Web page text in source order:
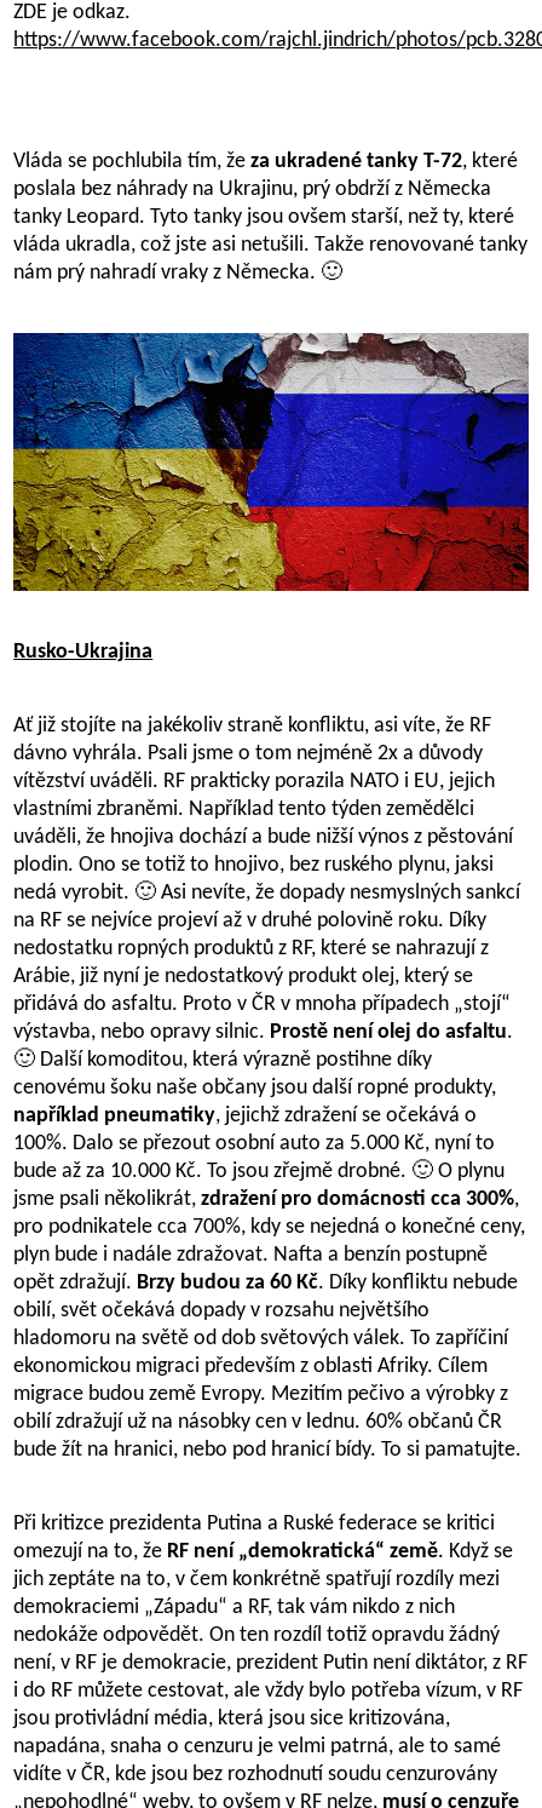
ZDE je odkaz.
https://www.facebook.com/rajchl.jindrich/photos/
Vláda se pochlubila tím, žeza ukradené tanky T-72, které
poslala bez náhrady na Ukrajinu, prý obdrží z Německa
tanky Leopard. Tyto tanky jsou ovšem starší, než ty, které
vláda ukradla, což jste asi netušili. Takže renovované tanky
nám prý nahradí vraky z Německa. 🙂
Rusko-Ukrajina
Ať již stojíte na jakékoliv straně konfliktu, asi víte, že RF
dávno vyhrála. Psali jsme o tom nejméně 2x a důvody
vítězství uváděli. RF prakticky porazila NATO i EU, jejich
vlastními zbraněmi. Například tento týden zemědělci
uváděli, že hnojiva dochází a bude nižší výnos z pěstování
plodin. Ono se totiž to hnojivo, bez ruského plynu, jaksi
nedá vyrobit. 🙂 Asi nevíte, že dopady nesmyslných sankcí
na RF se nejvíce projeví až v druhé polovině roku. Díky
nedostatku ropných produktů z RF, které se nahrazují z
Arábie, již nyní je nedostatkový produkt olej, který se
přidává do asfaltu. Proto v ČR v mnoha případech „stojí“
výstavba, nebo opravy silnic. Prostě není olej do asfaltu.
🙂 Další komoditou, která výrazně postihne díky
cenovému šoku naše občany jsou další ropné produkty,
například pneumatiky, jejichž zdražení se očekává o
100%. Dalo se přezout osobní auto za 5.000 Kč, nyní to
bude až za 10.000 Kč. To jsou zřejmě drobné. 🙂 O plynu
jsme psali několikrát,zdražení pro domácnosti cca 300%,
pro podnikatele cca 700%, kdy se nejedná o konečné ceny,
plyn bude i nadále zdražovat. Nafta a benzín postupně
opět zdražují. Brzy budou za 60 Kč. Díky konfliktu nebude
obilí, svět očekává dopady v rozsahu největšího
hladomoru na světě od dob světových válek. To zapříčiní
ekonomickou migraci především z oblasti Afriky. Cílem
migrace budou země Evropy. Mezitím pečivo a výrobky z
obilí zdražují už na násobky cen v lednu. 60% občanů ČR
bude žít na hranici, nebo pod hranicí bídy. To si pamatujte.
Při kritizce prezidenta Putina a Ruské federace se kritici
omezují na to, že RF není „demokratická“ země. Když se
jich zeptáte na to, v čem konkrétně spatřují rozdíly mezi
demokraciemi „Západu“ a RF, tak vám nikdo z nich
nedokáže odpovědět. On ten rozdíl totiž opravdu žádný
není, v RF je demokracie, prezident Putin není diktátor, z RF
i do RF můžete cestovat, ale vždy bylo potřeba vízum, v RF
jsou protivládní média, která jsou sice kritizována,
napadána, snaha o cenzuru je velmi patrná, ale to samé
vidíte v ČR, kde jsou bez rozhodnutí soudu cenzurovány
„nepohodlné“ weby, to ovšem v RF nelze, musí o cenzuře